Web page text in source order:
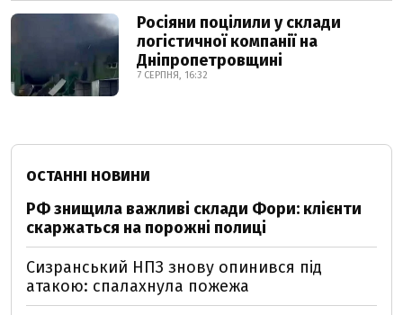
Росіяни поцілили у склади
логістичної компанії на
Дніпропетровщині
7 СЕРПНЯ, 16:32
ОСТАННІ НОВИНИ
РФ знищила важливі склади Фори: клієнти
скаржаться на порожні полиці
Сизранський НПЗ знову опинився під
атакою: спалахнула пожежа